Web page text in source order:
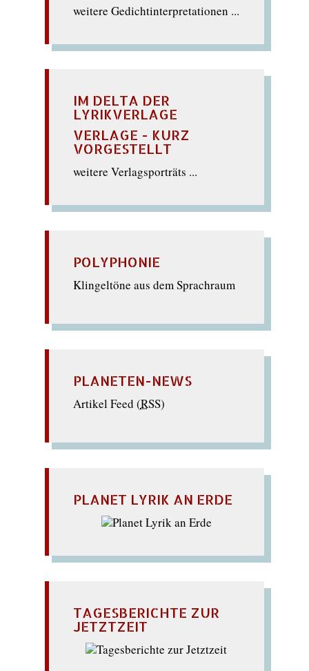
weitere Gedichtinterpretationen ...
IM DELTA DER
LYRIKVERLAGE
VERLAGE - KURZ
VORGESTELLT
weitere Verlagsporträts ...
POLYPHONIE
Klingeltöne aus dem Sprachraum
PLANETEN-NEWS
Artikel Feed (RSS)
PLANET LYRIK AN ERDE
TAGESBERICHTE ZUR
JETZTZEIT